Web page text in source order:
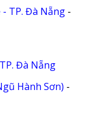
TP. Đà Nẵng -
Đà Nẵng
Hành Sơn) -